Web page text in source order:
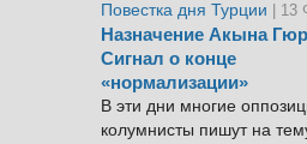
Повестка дня Турции
| 13
Назначение Акына
Сигнал о конце
«нормализации»
В эти дни многие
колумнисты пишут на